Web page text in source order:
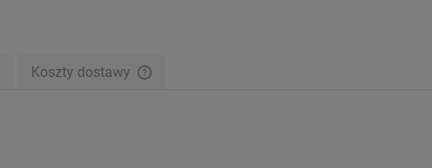
Koszty dostawy